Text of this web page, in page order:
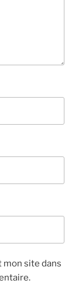
mon site dans